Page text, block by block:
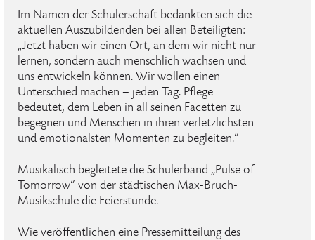
Im Namen der Schülerschaft bedankten sich die
aktuellen Auszubildenden bei allen Beteiligten:
„Jetzt haben wir einen Ort, an dem wir nicht nur
lernen, sondern auch menschlich wachsen und
uns entwickeln können. Wir wollen einen
Unterschied machen – jeden Tag. Pflege
bedeutet, dem Leben in all seinen Facetten zu
begegnen und Menschen in ihren verletzlichsten
und emotionalsten Momenten zu begleiten.“
Musikalisch begleitete die Schülerband „Pulse of
Tomorrow“ von der städtischen Max-Bruch-
Musikschule die Feierstunde.
Wie veröffentlichen eine Pressemitteilung des